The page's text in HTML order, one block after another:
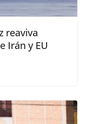
reaviva
Irán y EU